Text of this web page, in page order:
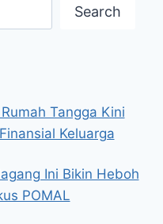
Search
Tangga Kini
Keluarga
Ini Bikin Heboh
POMAL